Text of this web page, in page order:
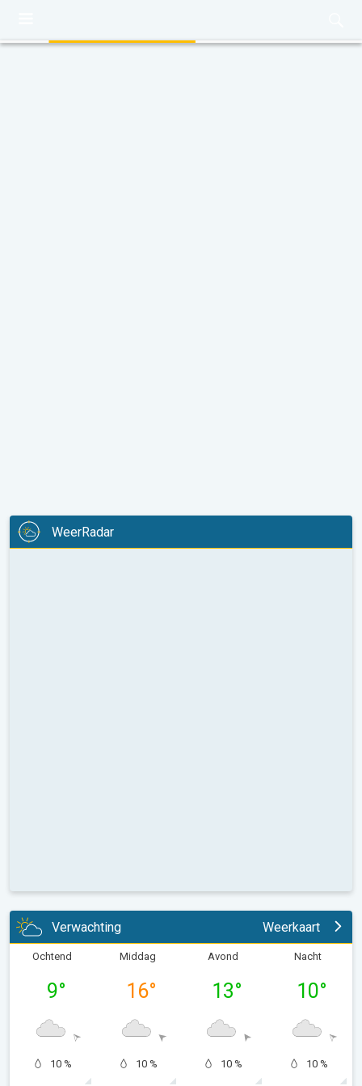
WeerRadar
Verwachting Weerkaart
Ochtend
9°
10 %
Middag
16°
10 %
Avond
13°
10 %
Nacht
10°
10 %